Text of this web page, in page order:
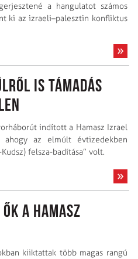
a hangulatot számos
ki az izraeli–palesztin konfliktus
is támadás
indított a Hamasz Izrael
az elmúlt évtizedekben
felsza-badítása” volt.
a Hamasz
kiiktattak több magas rangú